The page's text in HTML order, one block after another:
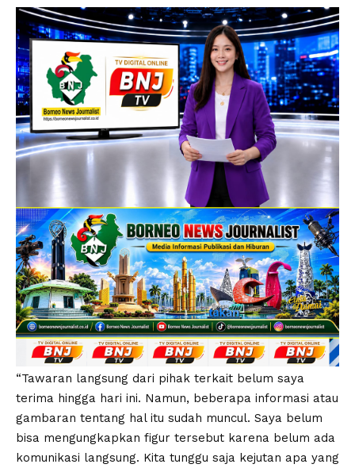
“Tawaran langsung dari pihak terkait belum saya
terima hingga hari ini. Namun, beberapa informasi atau
gambaran tentang hal itu sudah muncul. Saya belum
bisa mengungkapkan figur tersebut karena belum ada
komunikasi langsung. Kita tunggu saja kejutan apa yang